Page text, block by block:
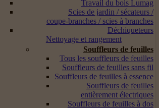
Travail du bois Lumag
Scies de jardin / sécateurs /
coupe-branches / scies à branches
Déchiqueteurs
Nettoyage et rangement
Souffleurs de feuilles
Tous les souffleurs de feuilles
Souffleurs de feuilles sans fil
Souffleurs de feuilles à essence
Souffleurs de feuilles
entièrement électriques
Souffleurs de feuilles à dos